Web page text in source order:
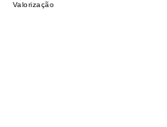
Valorização